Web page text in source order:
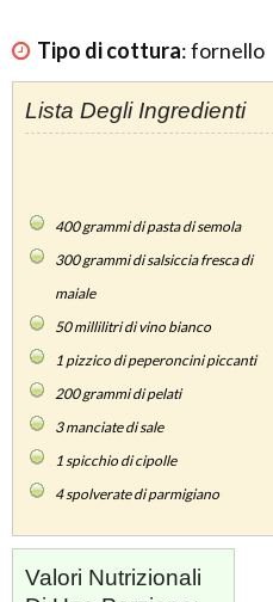
Tipo di cottura:fornello
Lista Degli Ingredienti
400grammi di pasta di semola
300grammi di salsiccia fresca di
maiale
50millilitri di vino bianco
1 pizzico di peperoncini piccanti
200grammi di pelati
3manciate di sale
1spicchio di cipolle
4spolverate di parmigiano
Valori Nutrizionali